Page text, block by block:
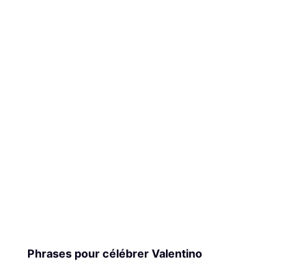
Phrases pour célébrer Valentino